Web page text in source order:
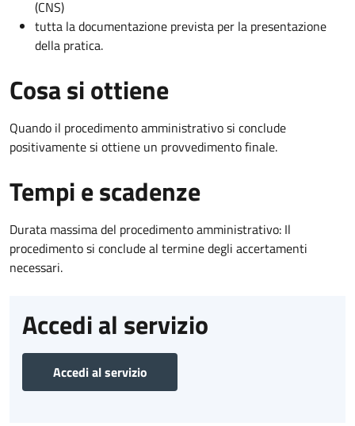
(CNS)
tutta la documentazione prevista per la presentazione
della pratica.
Cosa si ottiene
Quando il procedimento amministrativo si conclude
positivamente si ottiene un provvedimento finale.
Tempi e scadenze
Durata massima del procedimento amministrativo: Il
procedimento si conclude al termine degli accertamenti
necessari.
Accedi al servizio
Accedi al servizio